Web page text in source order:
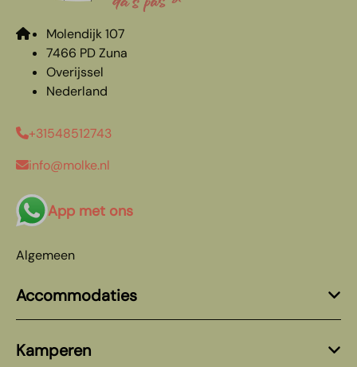
Molendijk 107
7466 PD Zuna
Overijssel
Nederland
+31548512743
info@molke.nl
App met ons
Algemeen
Accommodaties
Kamperen